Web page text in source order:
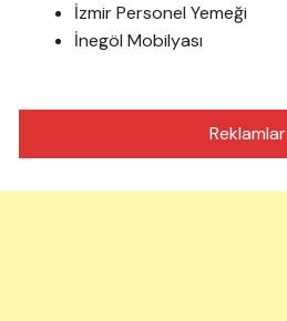
İzmir Personel Yemeği
İnegöl Mobilyası
Reklamlar